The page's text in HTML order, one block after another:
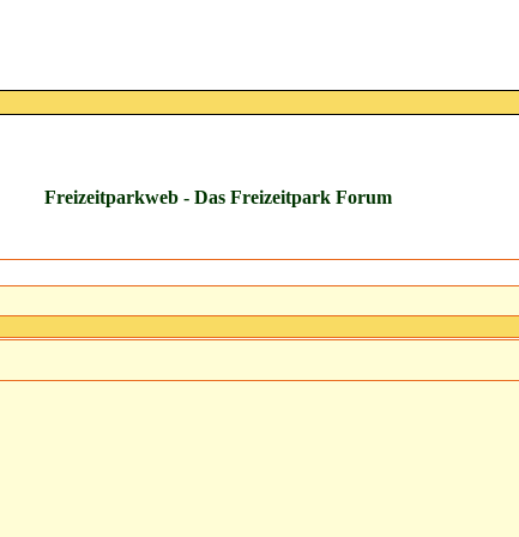
Freizeitparkweb - Das Freizeitpark Forum